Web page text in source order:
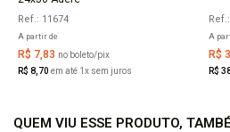
Ref.: 11674
A partir de
R$ 7,83 no boleto/pix
R$ 8,70 em até 1x sem juros
A
R$
R$
QUEM VIU ESSE PRODUTO,